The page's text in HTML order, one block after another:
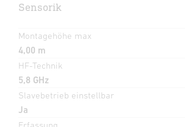
Sensorik
Montagehöhe max
4,00 m
HF-Technik
5,8 GHz
Slavebetrieb einstellbar
Ja